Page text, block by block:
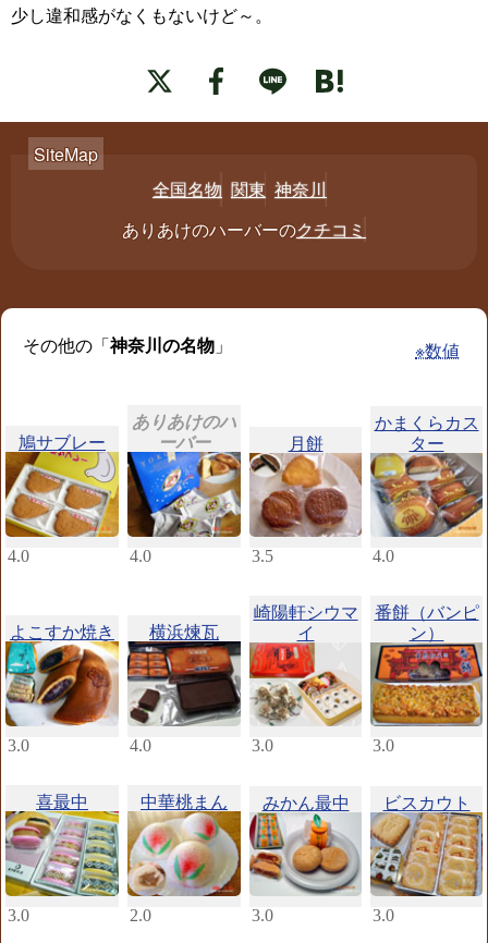
少し違和感がなくもないけど～。
全国名物 関東 神奈川
ありあけのハーバーのクチコミ
その他の「神奈川の名物 」 ※数値
鳩サブレー
4.0
ありあけのハ
ーバー
4.0
月餅
3.5
かまくらカス
ター
4.0
よこすか焼き
3.0
横浜煉瓦
4.0
崎陽軒シウマ
イ
3.0
番餅（バンピ
ン）
3.0
喜最中
3.0
中華桃まん
2.0
みかん最中
3.0
ビスカウト
3.0